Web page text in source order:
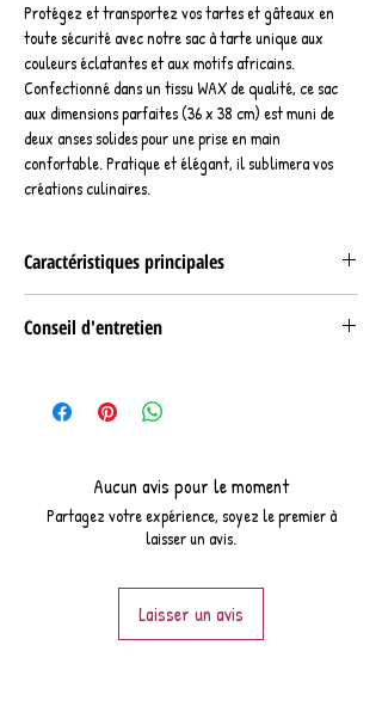
Protégez et transportez vos tartes et gâteaux en
toute sécurité avec notre sac à tarte unique aux
couleurs éclatantes et aux motifs africains.
Confectionné dans un tissu WAX de qualité, ce sac
aux dimensions parfaites (36 x 38 cm) est muni de
deux anses solides pour une prise en main
confortable. Pratique et élégant, il sublimera vos
créations culinaires.
Caractéristiques principales
Tissu WAX 100% coton
Longueur : 38 cm
Conseil d'entretien
Aucun avis pour le moment
Partagez votre expérience, soyez le premier à
laisser un avis.
Laisser un avis